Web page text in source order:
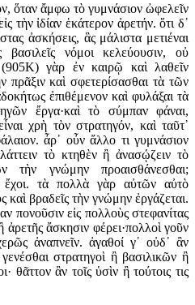
ὅταν ἄμφω τὸ γυμνάσιον ὠφελεῖν
τὴν ἰδίαν ἑκάτερον ἀρετήν. ὅτι δ᾽
ἀσκήσεις, ἃς μάλιστα μετιέναι
βασιλεῖς νόμοι κελεύουσιν, οὐ
(905K) γὰρ ἐν καιρῷ καὶ λαθεῖν
πρᾶξιν καὶ σφετερίσασθαι τὰ τῶν
ἐπιθέμενον καὶ φυλάξαι τὰ
ἔργα·καὶ τὸ σύμπαν φάναι,
χρὴ τὸν στρατηγόν, καὶ ταῦτ᾽
ἆρ᾽ οὖν ἄλλο τι γυμνάσιον
τὸ κτηθὲν ἢ ἀνασῴζειν τὸ
τὴν γνώμην προαισθάνεσθαι;
ἔχοι. τὰ πολλὰ γὰρ αὐτῶν αὐτὸ
καὶ βραδεῖς τὴν γνώμην ἐργάζεται.
πονοῦσιν εἰς πολλοὺς στεφανίτας
ἄσκησιν φέρει·πολλοὶ γοῦν
ἀναπνεῖν. ἀγαθοί γ᾽ οὐδ᾽ ἂν
στρατηγοὶ ἢ βασιλικῶν ἢ
θᾶττον ἂν τοῖς ὑσὶν ἢ τούτοις τις